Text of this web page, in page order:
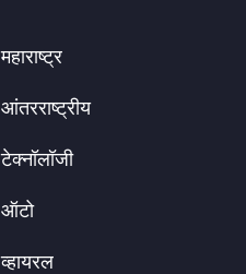
महाराष्ट्र
आंतरराष्ट्रीय
टेक्नॉलॉजी
ऑटो
व्हायरल